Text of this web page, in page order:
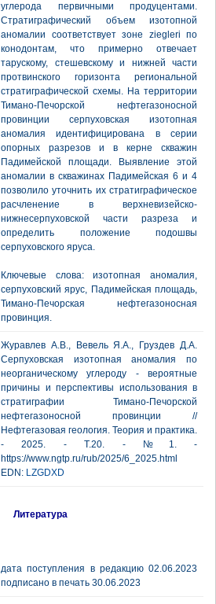
углерода первичными продуцентами.
Стратиграфический объем изотопной
аномалии соответствует зоне ziegleri по
конодонтам, что примерно отвечает
тарускому, стешевскому и нижней части
протвинского горизонта региональной
стратиграфической схемы. На территории
Тимано-Печорской нефтегазоносной
провинции серпуховская изотопная
аномалия идентифицирована в серии
опорных разрезов и в керне скважин
Падимейской площади. Выявление этой
аномалии в скважинах Падимейская 6 и 4
позволило уточнить их стратиграфическое
расчленение в верхневизейско-
нижнесерпуховской части разреза и
определить положение подошвы
серпуховского яруса.
Ключевые слова: изотопная аномалия,
серпуховский ярус, Падимейская площадь,
Тимано-Печорская нефтегазоносная
провинция.
Журавлев А.В., Вевель Я.А., Груздев Д.А.
Серпуховская изотопная аномалия по
неорганическому углероду - вероятные
причины и перспективы использования в
стратиграфии Тимано-Печорской
нефтегазоносной провинции //
Нефтегазовая геология. Теория и практика.
- 2025. - Т.20. - №1. -
https://www.ngtp.ru/rub/2025/6_2025.html
EDN: LZGDXD
Литература
дата поступления в редакцию 02.06.2023
подписано в печать 30.06.2023